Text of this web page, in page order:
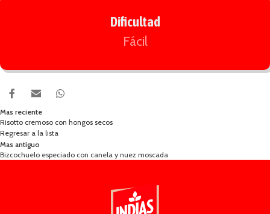
Dificultad
Fácil
Mas reciente
Risotto cremoso con hongos secos
Regresar a la lista
Mas antiguo
Bizcochuelo especiado con canela y nuez moscada